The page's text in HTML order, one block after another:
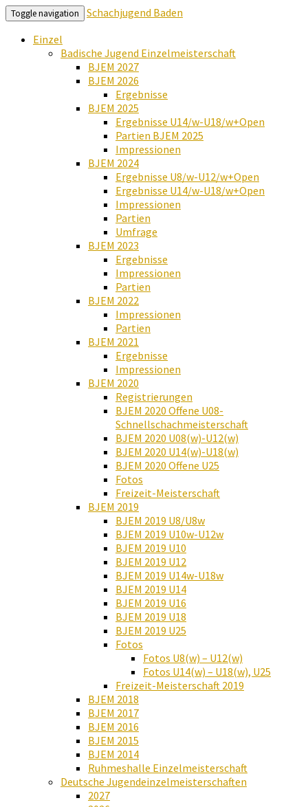
Toggle navigation
Schachjugend Baden
Einzel
Badische Jugend Einzelmeisterschaft
BJEM 2027
BJEM 2026
Ergebnisse
BJEM 2025
Ergebnisse U14/w-U18/w+Open
Partien BJEM 2025
Impressionen
BJEM 2024
Ergebnisse U8/w-U12/w+Open
Ergebnisse U14/w-U18/w+Open
Impressionen
Partien
Umfrage
BJEM 2023
Ergebnisse
Impressionen
Partien
BJEM 2022
Impressionen
Partien
BJEM 2021
Ergebnisse
Impressionen
BJEM 2020
Registrierungen
BJEM 2020 Offene U08-
Schnellschachmeisterschaft
BJEM 2020 U08(w)-U12(w)
BJEM 2020 U14(w)-U18(w)
BJEM 2020 Offene U25
Fotos
Freizeit-Meisterschaft
BJEM 2019
BJEM 2019 U8/U8w
BJEM 2019 U10w-U12w
BJEM 2019 U10
BJEM 2019 U12
BJEM 2019 U14w-U18w
BJEM 2019 U14
BJEM 2019 U16
BJEM 2019 U18
BJEM 2019 U25
Fotos
Fotos U8(w) – U12(w)
Fotos U14(w) – U18(w), U25
Freizeit-Meisterschaft 2019
BJEM 2018
BJEM 2017
BJEM 2016
BJEM 2015
BJEM 2014
Ruhmeshalle Einzelmeisterschaft
Deutsche Jugendeinzelmeisterschaften
2027